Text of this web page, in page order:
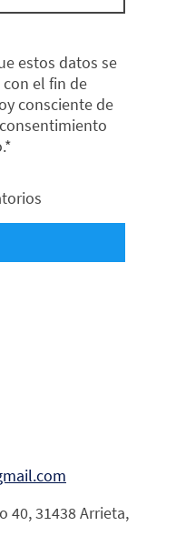
estos datos se
el fin de
consciente de
40, 31438 Arrieta,